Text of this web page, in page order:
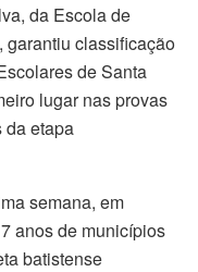
da Escola de
garantiu classificação
de Santa
lugar nas provas
da etapa
semana, em
anos de municípios
batistense